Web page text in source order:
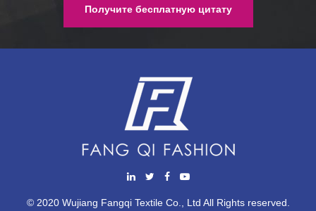
Получите бесплатную цитату
© 2020 Wujiang Fangqi Textile Co., Ltd All Rights reserved.